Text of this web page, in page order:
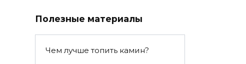
Полезные материалы
Чем лучше топить камин?